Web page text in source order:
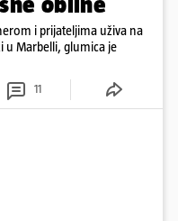
i prijateljima uživa na
u Marbelli, glumica je
11